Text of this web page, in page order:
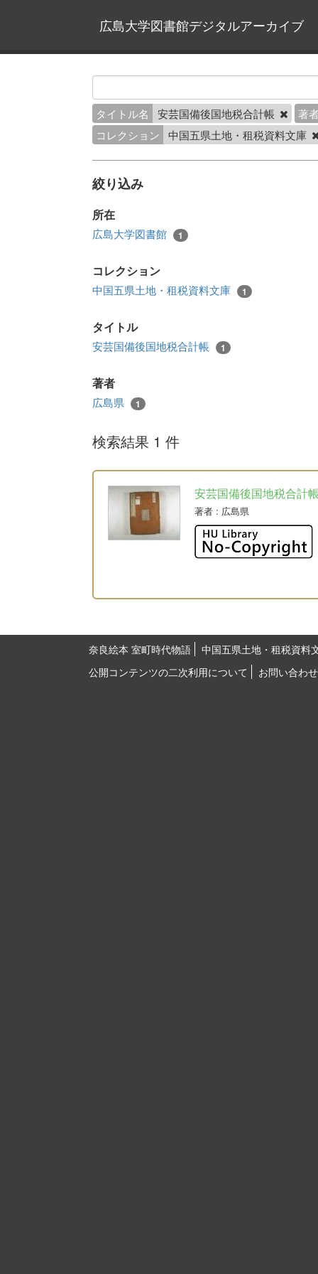
広島大学図書館デジタルアーカイブ
タイトル名 安芸国備後国地税合計帳
著
コレクション
中国五県土地・租税資料文庫
絞り込み
所在
広島大学図書館 1
コレクション
中国五県土地・租税資料文庫 1
タイトル
安芸国備後国地税合計帳 1
著者
広島県 1
検索結果 1 件
安芸国備後国地税合計
著者 : 広島県
奈良絵本 室町時代物語
中国五県土地・租税資料
公開コンテンツの二次利用について
お問い合わせ